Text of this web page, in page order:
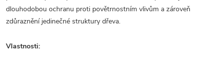
dlouhodobou ochranu proti povětrnostním vlivům a zároveň
zdůraznění jedinečné struktury dřeva.
Vlastnosti: